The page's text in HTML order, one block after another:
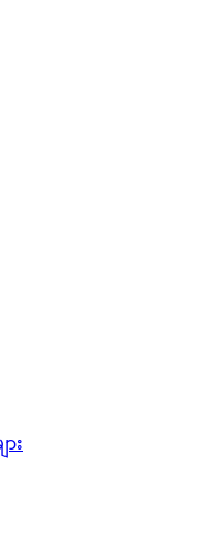
း